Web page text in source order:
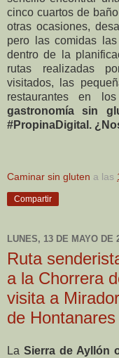
cinco cuartos de
otras ocasiones,
pero las comidas
dentro de la
rutas realizadas
visitados, las
restaurantes en
gastronomía sin
#PropinaDigital.
Caminar sin gluten a las
Compartir
LUNES, 13 DE MAYO DE
Ruta
a la Chorrera
visita a
de
La Sierra de Ayllón